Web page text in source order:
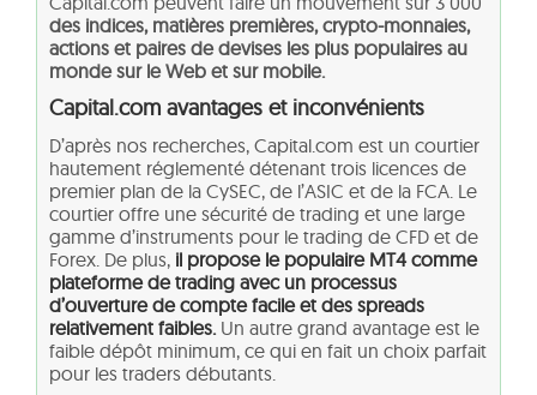
des indices, matières premières, crypto-monnaies,
actions et paires de devises les plus populaires au
monde sur le Web et sur mobile.
Capital.com avantages et inconvénients
D’après nos recherches, Capital.com est un courtier
hautement réglementé détenant trois licences de
premier plan de la CySEC, de l’ASIC et de la FCA. Le
courtier offre une sécurité de trading et une large
gamme d’instruments pour le trading de CFD et de
Forex. De plus, il propose le populaire MT4 comme
plateforme de trading avec un processus
d’ouverture de compte facile et des spreads
relativement faibles. Un autre grand avantage est le
faible dépôt minimum, ce qui en fait un choix parfait
pour les traders débutants.